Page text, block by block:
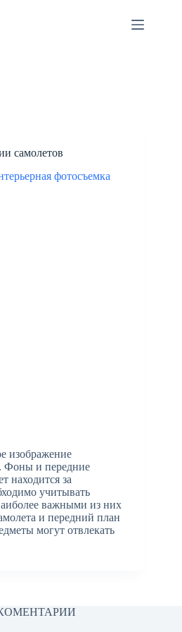
самолетов
изображение
Фоны и передние
находится за
учитывать
важными из них
и передний план
могут отвлекать